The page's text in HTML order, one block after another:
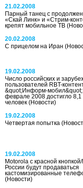
21.02.2008
Парный танец с
«Скай Линк» и «Стрим-
крепят мобильное ТВ
20.02.2008
С прицелом на Иран
19.02.2008
Число российских и
пользователей RBT-
&quot;Информ-мобил&quot;
феврале 2008 достигло 8,1
человек (Новости)
19.02.2008
Четвертая попытка
19.02.2008
Motorola с красной
России будут продаваться
кастомизированные
(Новости)